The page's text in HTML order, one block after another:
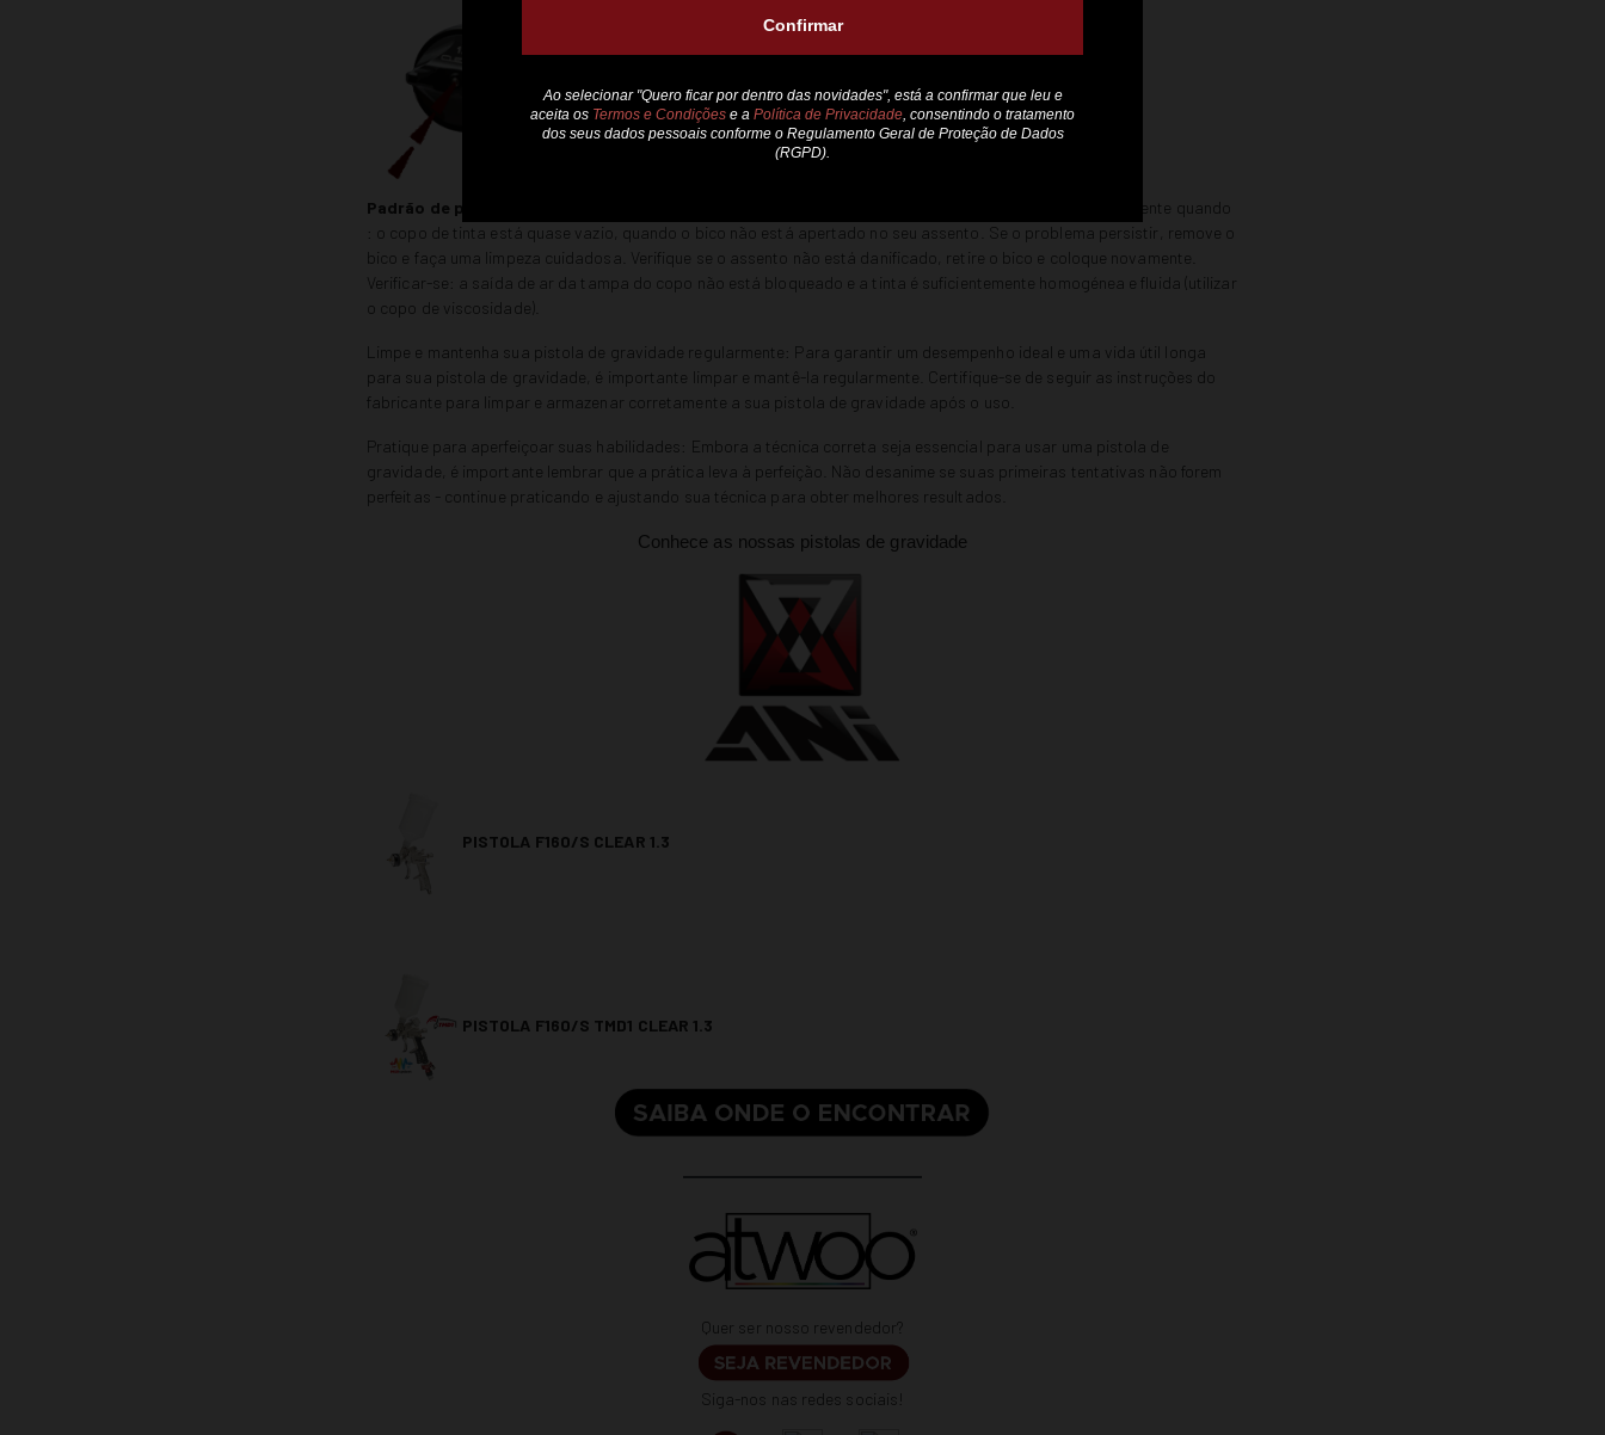
Padrão de pulverização intermitente:
Uma entrada de ar no circuito de pintura cria um padrão intermitente quando
: o copo de tinta está quase vazio, quando o bico não está apertado no seu assento. Se o problema persistir, remove o
bico e faça uma limpeza cuidadosa. Verifique se o assento não está danificado, retire o bico e coloque novamente.
Verificar-se: a saída de ar da tampa do copo não está bloqueado e a tinta é suficientemente homogénea e fluida (utilizar
o copo de viscosidade).
Limpe e mantenha sua pistola de gravidade regularmente: Para garantir um desempenho ideal e uma vida útil longa
para sua pistola de gravidade, é importante limpar e mantê-la regularmente. Certifique-se de seguir as instruções do
fabricante para limpar e armazenar corretamente a sua pistola de gravidade após o uso.
Pratique para aperfeiçoar suas habilidades: Embora a técnica correta seja essencial para usar uma pistola de
gravidade, é importante lembrar que a prática leva à perfeição. Não desanime se suas primeiras tentativas não forem
perfeitas - continue praticando e ajustando sua técnica para obter melhores resultados.
Conhece as nossas pistolas de gravidade
PISTOLA F160/S CLEAR 1.3
PISTOLA F160/S TMD1 CLEAR 1.3
Quer ser nosso revendedor?
Siga-nos nas redes sociais!